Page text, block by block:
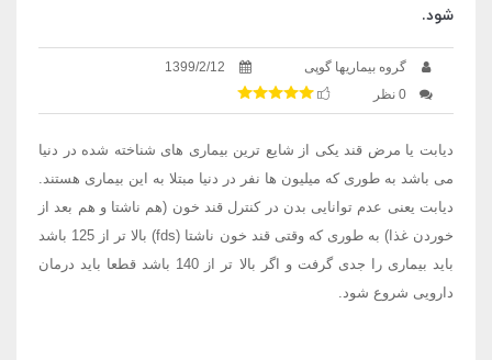
شود.
گروه بیماریها گوپی
1399/2/12
0 نظر
دیابت یا مرض قند یکی از شایع ترین بیماری های شناخته شده در دنیا
می باشد به طوری که میلیون ها نفر در دنیا مبتلا به این بیماری هستند.
دیابت یعنی عدم توانایی بدن در کنترل قند خون (هم ناشتا و هم بعد از
خوردن غذا) به طوری که وقتی قند خون ناشتا (fds) بالا تر از 125 باشد
باید بیماری را جدی گرفت و اگر بالا تر از 140 باشد قطعا باید درمان
دارویی شروع شود.